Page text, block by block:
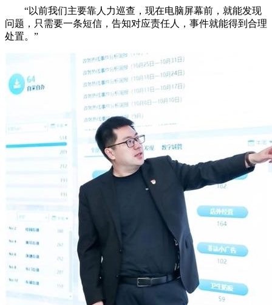
“以前我们主要靠人力巡查，现在电脑屏幕前，就能发现
问题，只需要一条短信，告知对应责任人，事件就能得到合理
处置。”